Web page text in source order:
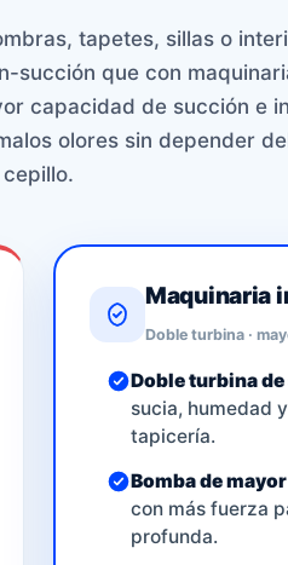
tapetes, sillas o
succión que con
capacidad de succión e
olores sin depender
cepillo.
Maquinaria
Doble turbina ·
Doble turbina
sucia, humedad
tapicería.
Bomba de
con más fuerza
profunda.